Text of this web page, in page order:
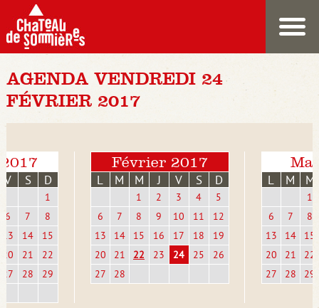
AGENDA VENDREDI 24
FÉVRIER 2017
V S D
1
6
7
8
13
14
15
20
21
22
27
28 29
Février 2017
L M M J V S D
1 2 3 4
5
6
7 8 9 10 11
12
13
14 15 16 17 18
19
20
21 22 23 24 25
26
27
28
L M M
1
6
7
8
13
14
15
20
21
22
27
28 29